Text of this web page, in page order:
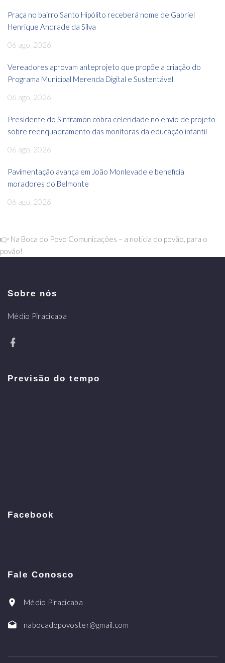
Praça no bairro Santo Hipólito receberá nome de Gabriel
Henrique Andrade da Silva
06 ago, 2026
Vereadores aprovam anteprojeto que propõe a criação do
Programa Municipal Merenda Digital e Sustentável
06 ago, 2026
Presidente do Sintramon cobra celeridade no envio de projeto
sobre reenquadramento das monitoras da educação infantil
06 ago, 2026
Pavimentação avança em João Monlevade e beneficia
moradores do Belmonte
06 ago, 2026
👉 Na Boca do Povo Comunicações – a notícia do povão, para o
povão!
Sobre nós
Médio Piracicaba
Previsão do tempo
Facebook
Fale Conosco
Médio Piracicaba
nabocadopovoster@gmail.com